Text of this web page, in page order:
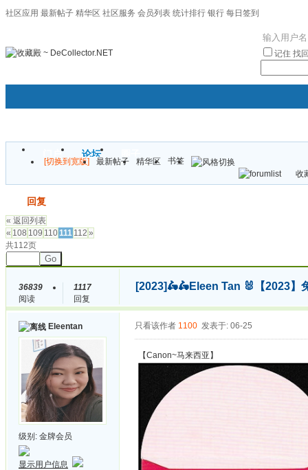
社区应用 最新帖子 精华区 社区服务 会员列表 统计排行 银行 每日签到
记住 找
门户 论坛
[切换到宽版] 最新帖子 精华区
书签
收
回复
« 返回列表
« 108 109 110111 112 »
共112页
Go
36839
阅读
1117
回复
[2023]🛵🛵Eleen Tan 🐰【2023】
Eleentan
级别: 金牌会员
显示用户信息
只看该作者 1100 发表于: 06-25
【Canon~马来西亚】